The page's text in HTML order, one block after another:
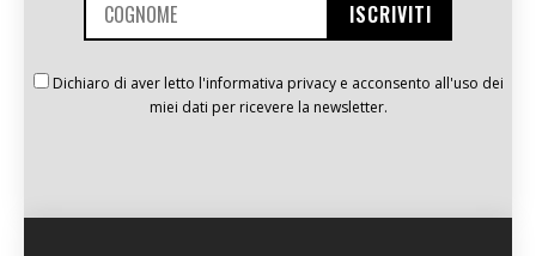
Dichiaro di aver letto l'informativa privacy e acconsento all'uso dei
miei dati per ricevere la newsletter.